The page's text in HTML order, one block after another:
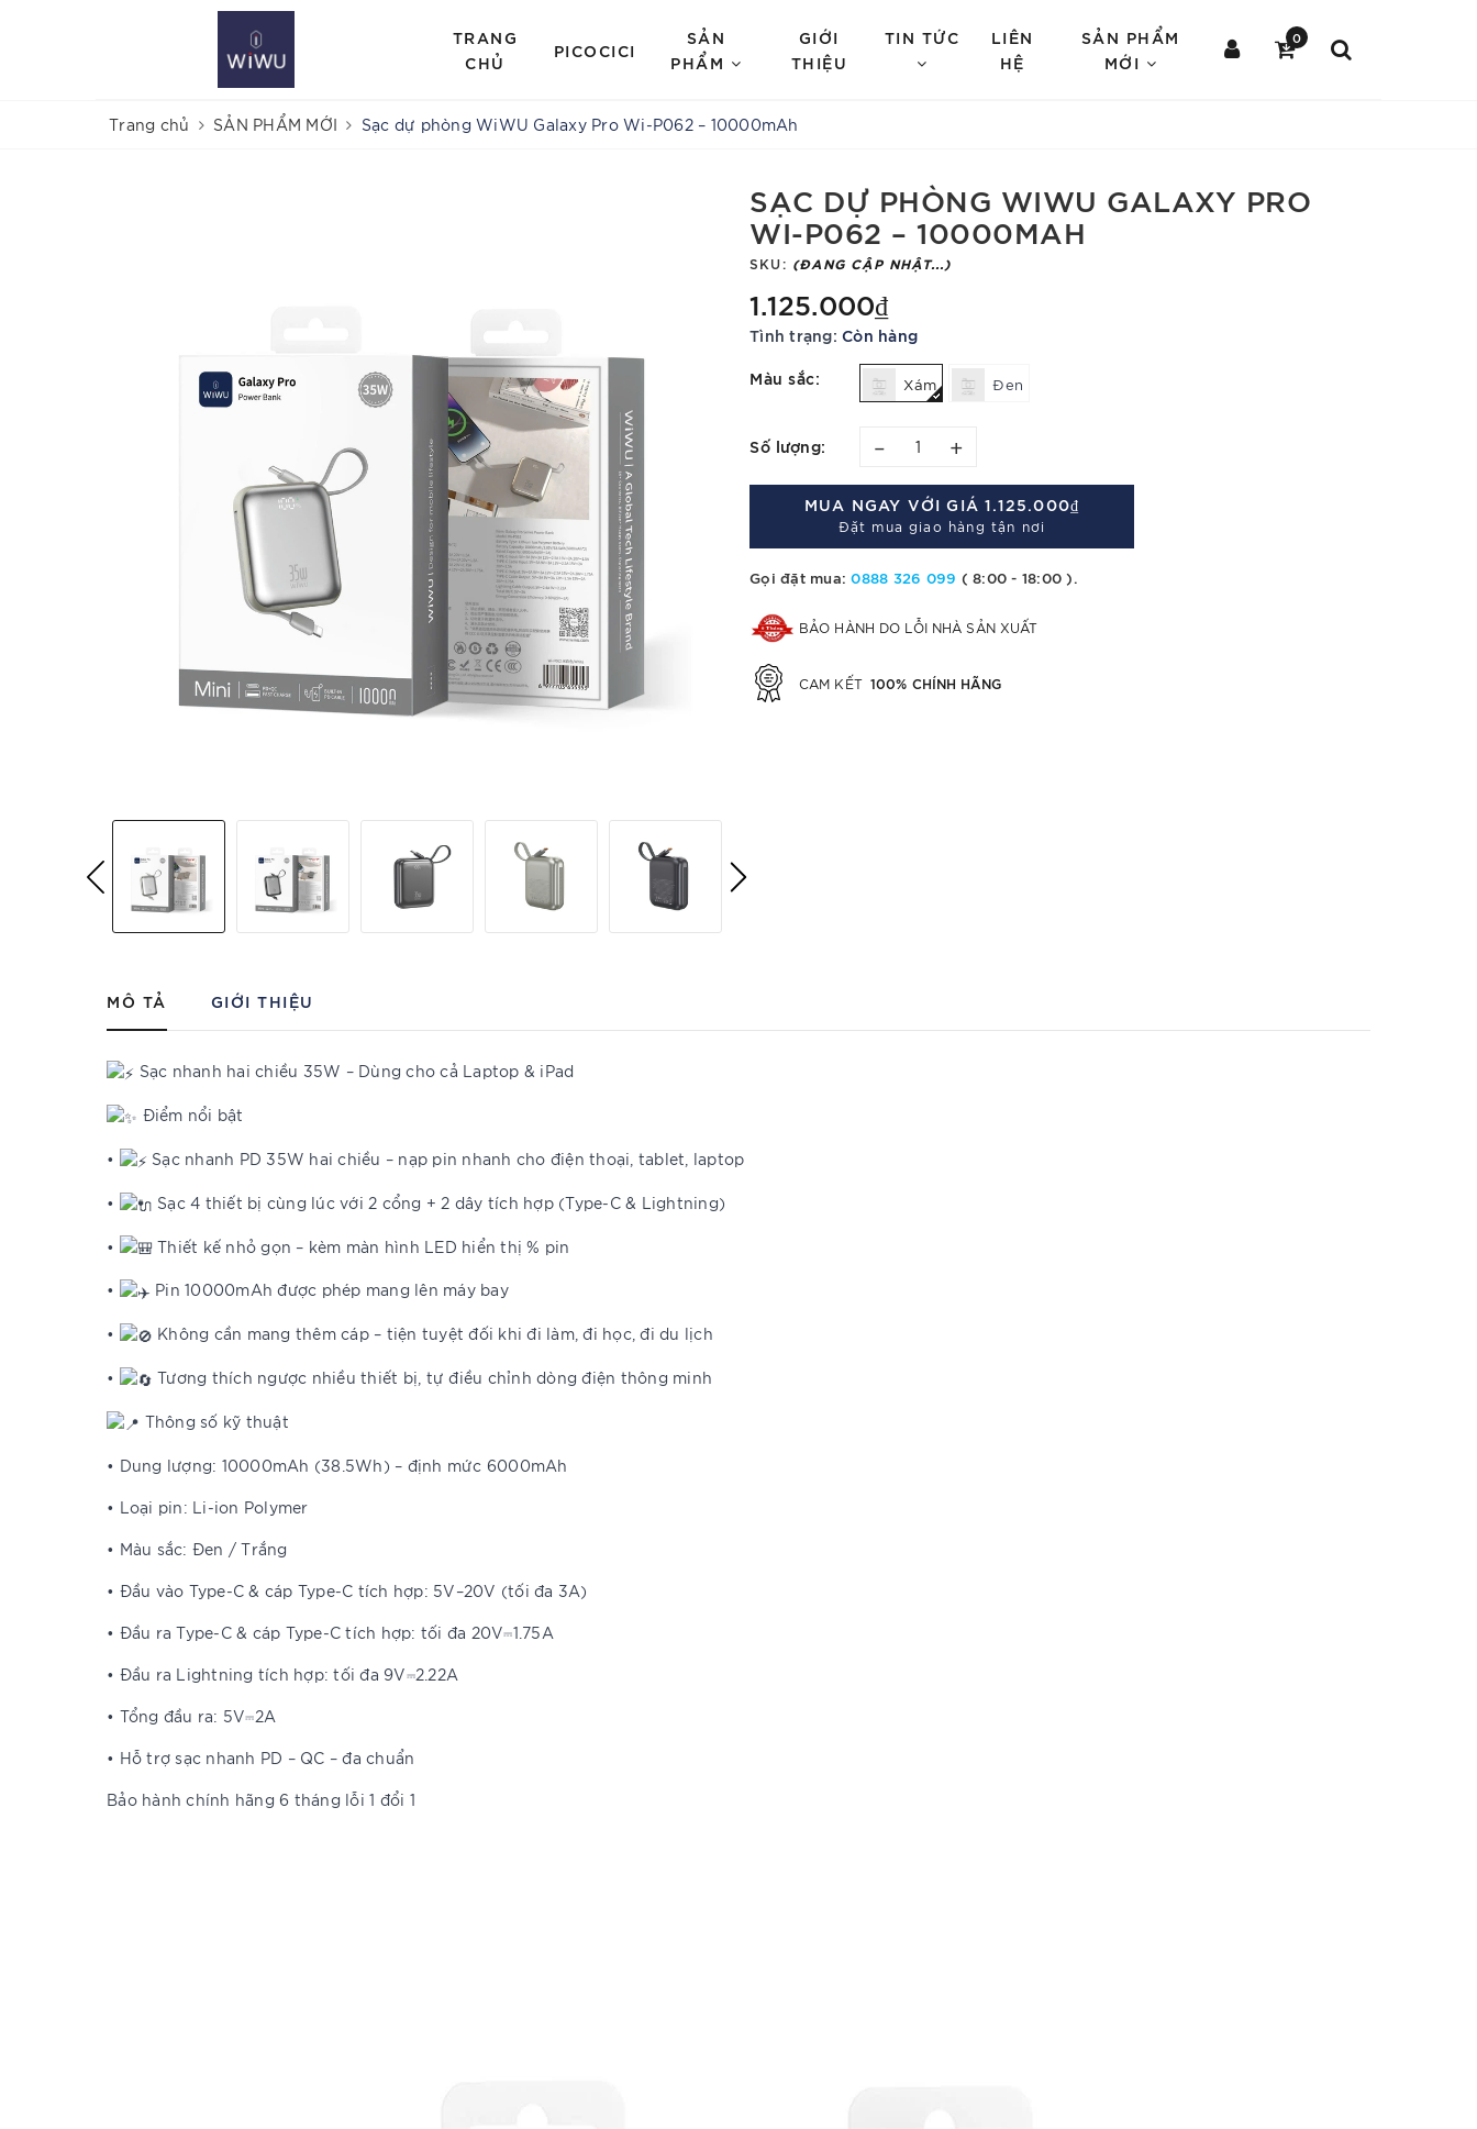
TRANG
CHỦ
PICOCICI
SẢN
PHẨM
GIỚI
THIỆU
TIN TỨC
LIÊN
HỆ
SẢN PHẨM
MỚI
0
Trang chủ SẢN PHẨM MỚI Sạc dự phòng WiWU Galaxy Pro Wi-P062 – 10000mAh
SẠC DỰ PHÒNG WIWU GALAXY PRO
WI-P062 – 10000MAH
SKU: (ĐANG CẬP NHẬT...)
1.125.000₫
Tình trạng: Còn hàng
Màu sắc: Xám Đen
Số lượng: – +
MUA NGAY VỚI GIÁ1.125.000₫
Đặt mua giao hàng tận nơi
Gọi đặt mua:0888 326 099 ( 8:00 - 18:00 ).
BẢO HÀNH DO LỖI NHÀ SẢN XUẤT
CAM KẾT 100% CHÍNH HÃNG
MÔ TẢ GIỚI THIỆU
Sạc nhanh hai chiều 35W – Dùng cho cả Laptop & iPad
Điểm nổi bật
• Sạc nhanh PD 35W hai chiều – nạp pin nhanh cho điện thoại, tablet, laptop
• Sạc 4 thiết bị cùng lúc với 2 cổng + 2 dây tích hợp (Type-C & Lightning)
• Thiết kế nhỏ gọn – kèm màn hình LED hiển thị % pin
• Pin 10000mAh được phép mang lên máy bay
• Không cần mang thêm cáp – tiện tuyệt đối khi đi làm, đi học, đi du lịch
• Tương thích ngược nhiều thiết bị, tự điều chỉnh dòng điện thông minh
Thông số kỹ thuật
• Dung lượng: 10000mAh (38.5Wh) – định mức 6000mAh
• Loại pin: Li-ion Polymer
• Màu sắc: Đen / Trắng
• Đầu vào Type-C & cáp Type-C tích hợp: 5V–20V (tối đa 3A)
• Đầu ra Type-C & cáp Type-C tích hợp: tối đa 20V⎓1.75A
• Đầu ra Lightning tích hợp: tối đa 9V⎓2.22A
• Tổng đầu ra: 5V⎓2A
• Hỗ trợ sạc nhanh PD – QC – đa chuẩn
Bảo hành chính hãng 6 tháng lỗi 1 đổi 1